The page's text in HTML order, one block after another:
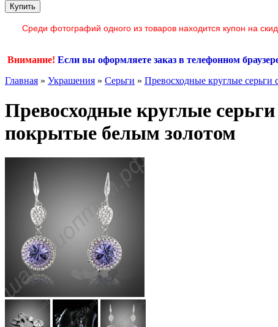
Среди фотографий одного из товаров находится купон на
Внимание! Если вы оформляете заказ в телефонном
Главная » Украшения » Серьги » Превосходные круглые
Превосходные круглые
покрытые белым золотом